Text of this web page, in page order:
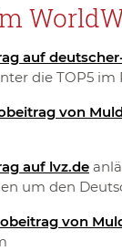
auf
die TOP5
von
auf lvz.de
um den
von